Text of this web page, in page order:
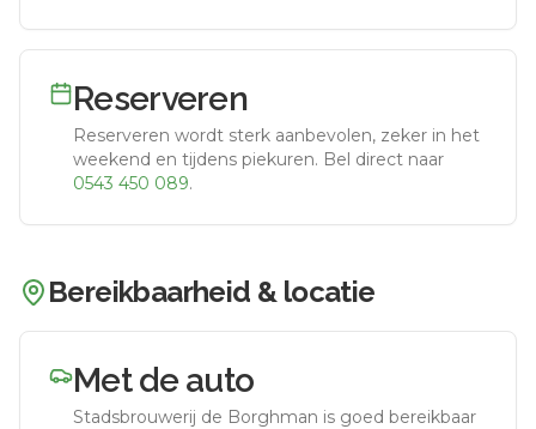
Reserveren
Reserveren wordt sterk aanbevolen, zeker in het
weekend en tijdens piekuren. Bel direct naar
0543 450 089.
Bereikbaarheid & locatie
Met de auto
Stadsbrouwerij de Borghman is goed bereikbaar